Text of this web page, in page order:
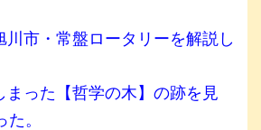
川市・常盤ロータリーを解説し
まった【哲学の木】の跡を見
。